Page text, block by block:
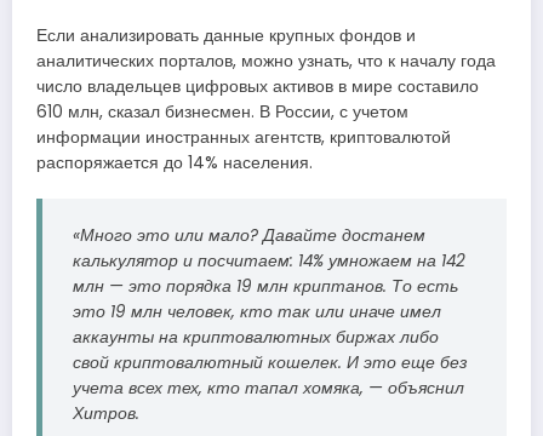
Если анализировать данные крупных фондов и
аналитических порталов, можно узнать, что к началу года
число владельцев цифровых активов в мире составило
610 млн, сказал бизнесмен. В России, с учетом
информации иностранных агентств, криптовалютой
распоряжается до 14% населения.
«Много это или мало? Давайте достанем
калькулятор и посчитаем: 14% умножаем на 142
млн — это порядка 19 млн криптанов. То есть
это 19 млн человек, кто так или иначе имел
аккаунты на криптовалютных биржах либо
свой криптовалютный кошелек. И это еще без
учета всех тех, кто тапал хомяка, — объяснил
Хитров.